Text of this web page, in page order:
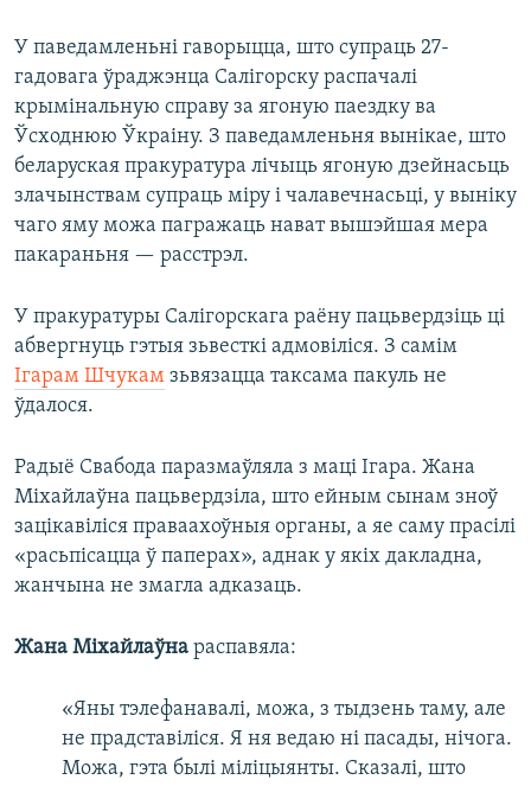
У паведамленьні гаворыцца, што супраць 27-
гадовага ўраджэнца Салігорску распачалі
крымінальную справу за ягоную паездку ва
Ўсходнюю Ўкраіну. З паведамленьня вынікае, што
беларуская пракуратура лічыць ягоную дзейнасьць
злачынствам супраць міру і чалавечнасьці, у выніку
чаго яму можа пагражаць нават вышэйшая мера
пакараньня — расстрэл.
У пракуратуры Салігорскага раёну пацьвердзіць ці
абвергнуць гэтыя зьвесткі адмовіліся. З самім
Ігарам Шчукам зьвязацца таксама пакуль не
ўдалося.
Радыё Свабода паразмаўляла з маці Ігара. Жана
Міхайлаўна пацьвердзіла, што ейным сынам зноў
зацікавіліся праваахоўныя органы, а яе саму прасілі
«расьпісацца ў паперах», аднак у якіх дакладна,
жанчына не змагла адказаць.
Жана Міхайлаўна распавяла:
«Яны тэлефанавалі, можа, з тыдзень таму, але
не прадставіліся. Я ня ведаю ні пасады, нічога.
Можа, гэта былі міліцыянты. Сказалі, што